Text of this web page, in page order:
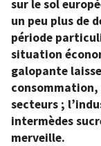
sur le sol
un peu plus de
période
situation
galopante
consommation,
secteurs ;
intermèdes
merveille.